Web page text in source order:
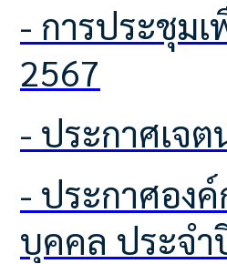
- การประชุมเพื่อมอบนโยบายในการประกาศเจตนารมณ์นโยบาย (No Gift Policy)
2567
- ประกาศเ
- ประกาศองค์การบริหารส่วนตำบลโคกเพลาะ เรื่อง นโยบายการบริหารทรัพยากร
บุคคล ประจ